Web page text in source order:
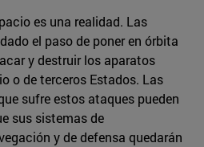
es una realidad. Las
el paso de poner en órbita
y destruir los aparatos
o de terceros Estados. Las
sufre estos ataques pueden
sus sistemas de
y de defensa quedarán